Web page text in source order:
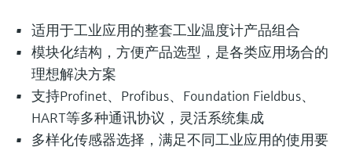
适用于工业应用的整套工业温度计产品组合
模块化结构，方便产品选型，是各类应用场合的
理想解决方案
支持Profinet、Profibus、Foundation Fieldbus、
HART等多种通讯协议，灵活系统集成
多样化传感器选择，满足不同工业应用的使用要